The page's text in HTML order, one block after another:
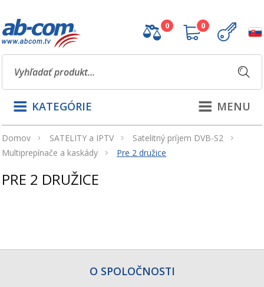
0 0
MENU
KATEGÓRIE
Domov SATELITY a IPTV
Satelitný príjem DVB-S2
Multiprepínače a kaskády
Pre 2 družice
PRE 2 DRUŽICE
O SPOLOČNOSTI